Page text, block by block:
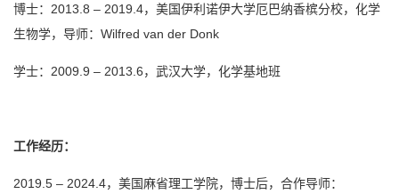
博士：2013.8 – 2019.4，美国伊利诺伊大学厄巴纳香槟分校，化学
生物学，导师：Wilfred van der Donk
学士：2009.9 – 2013.6，武汉大学，化学基地班
工作经历：
2019.5 – 2024.4，美国麻省理工学院，博士后，合作导师：